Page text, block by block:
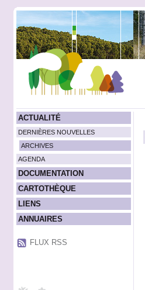
ACTUALITÉ
DERNIÈRES NOUVELLES
ARCHIVES
AGENDA
DOCUMENTATION
CARTOTHÈQUE
LIENS
ANNUAIRES
FLUX RSS